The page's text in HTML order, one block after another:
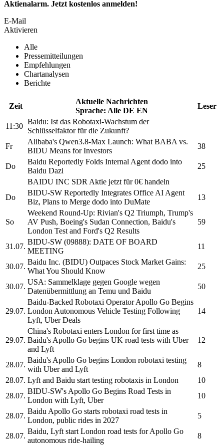
Aktienalarm. Jetzt kostenlos anmelden!
E-Mail
Aktivieren
Alle
Pressemitteilungen
Empfehlungen
Chartanalysen
Berichte
Zeit
Aktuelle Nachrichten
Sprache: Alle DE EN
Leser
11:30
Baidu: Ist das Robotaxi-Wachstum der
Schlüsselfaktor für die Zukunft?
Fr
Alibaba's Qwen3.8-Max Launch: What BABA vs.
BIDU Means for Investors
38
Do
Baidu Reportedly Folds Internal Agent dodo into
Baidu Dazi
25
BAIDU INC SDR Aktie jetzt für 0€ handeln
Do
BIDU-SW Reportedly Integrates Office AI Agent
Biz, Plans to Merge dodo into DuMate
13
So
Weekend Round-Up: Rivian's Q2 Triumph, Trump's
AV Push, Boeing's Sudan Connection, Baidu's
London Test and Ford's Q2 Results
59
31.07.
BIDU-SW (09888): DATE OF BOARD
MEETING
11
30.07.
Baidu Inc. (BIDU) Outpaces Stock Market Gains:
What You Should Know
25
30.07.
USA: Sammelklage gegen Google wegen
Datenübermittlung an Temu und Baidu
50
29.07.
Baidu-Backed Robotaxi OperatorApollo Go Begins
London Autonomous Vehicle Testing Following
Lyft, Uber Deals
14
29.07.
China's Robotaxi enters London for first time as
Baidu's Apollo Go begins UK road tests with Uber
and Lyft
12
28.07.
Baidu's Apollo Go begins London robotaxi testing
with Uber and Lyft
8
28.07. Lyft and Baidu start testing robotaxis in London
10
28.07.
BIDU-SW's Apollo Go Begins Road Tests in
London with Lyft, Uber
10
28.07.
Baidu Apollo Go starts robotaxi road tests in
London, public rides in 2027
5
28.07.
Baidu, Lyft start London road tests forApollo Go
autonomous ride-hailing
8